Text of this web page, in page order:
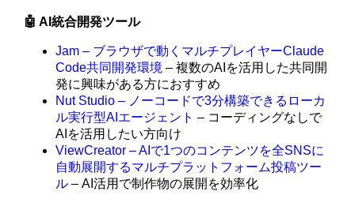
🤖 AI統合開発ツール
Jam – ブラウザで動くマルチプレイヤーClaude
Code共同開発環境 – 複数のAIを活用した共同開
発に興味がある方におすすめ
Nut Studio – ノーコードで3分構築できるローカ
ル実行型AIエージェント – コーディングなしで
AIを活用したい方向け
ViewCreator – AIで1つのコンテンツを全SNSに
自動展開するマルチプラットフォーム投稿ツー
ル – AI活用で制作物の展開を効率化